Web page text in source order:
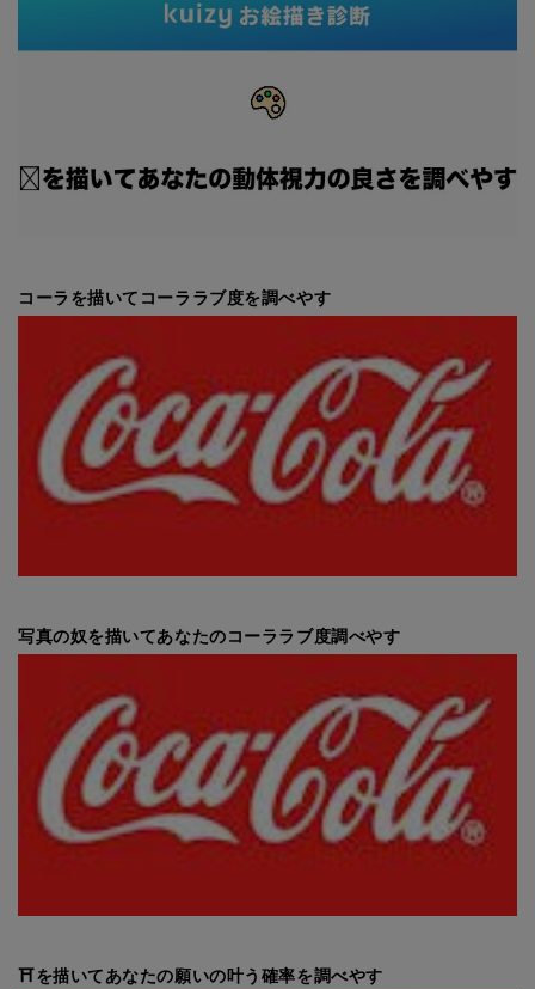
コーラを描いてコーララブ度を調べやす
写真の奴を描いてあなたのコーララブ度調べやす
⛩を描いてあなたの願いの叶う確率を調べやす